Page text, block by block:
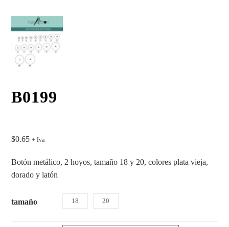
B0199
$0.65 + Iva
Botón metálico, 2 hoyos, tamaño 18 y 20, colores plata vieja,
dorado y latón
tamaño 18 20